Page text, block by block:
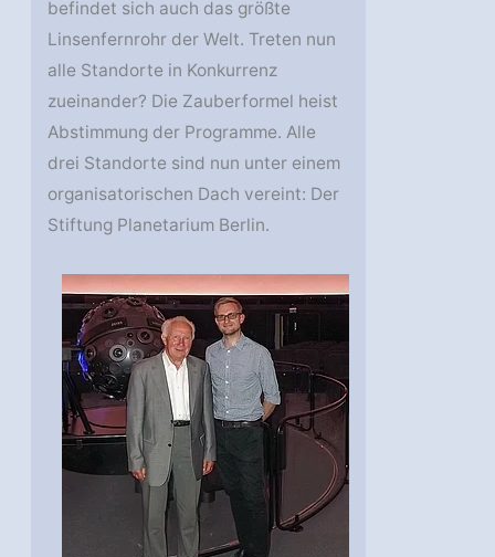
befindet sich auch das größte
Linsenfernrohr der Welt. Treten nun
alle Standorte in Konkurrenz
zueinander? Die Zauberformel heist
Abstimmung der Programme. Alle
drei Standorte sind nun unter einem
organisatorischen Dach vereint: Der
Stiftung Planetarium Berlin.